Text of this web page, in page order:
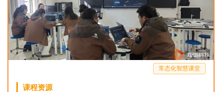
常态化智慧课堂
课程资源